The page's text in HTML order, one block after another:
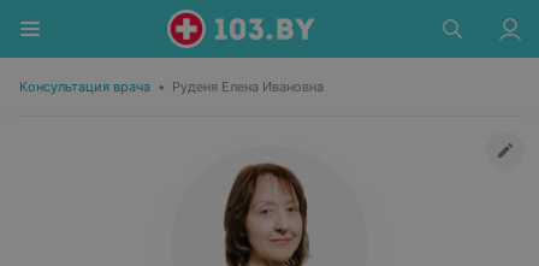
Консультация врача • Руденя Елена Ивановна